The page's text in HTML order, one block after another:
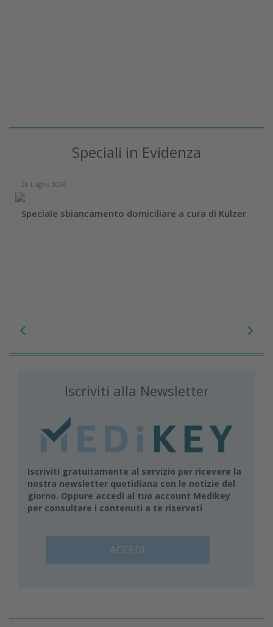
Speciali in Evidenza
20 Luglio 2026
Speciale sbiancamento domiciliare a cura di Kulzer
Iscriviti alla Newsletter
Iscriviti gratuitamente al servizio per ricevere la
nostra newsletter quotidiana con le notizie del
giorno. Oppure accedi al tuo account Medikey
per consultare i contenuti a te riservati
ACCEDI